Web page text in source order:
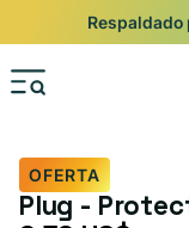
Respaldado
OFERTA
Plug -